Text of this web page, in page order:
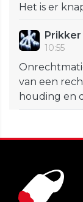
Het is er
Prikker
10:55
van een
houding en